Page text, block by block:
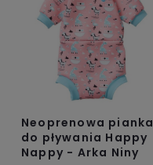
Neoprenowa pianka
do pływania Happy
Nappy - Arka Niny